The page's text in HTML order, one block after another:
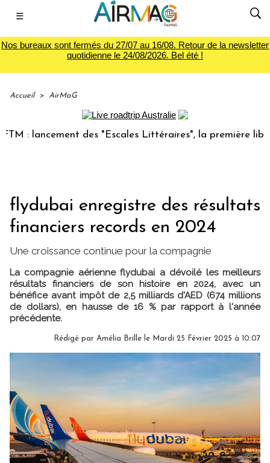
☰
Nos bureaux sont fermés du 27/07 au 16/08. Retour de la newsletter
quotidienne le 24/08/2026. Bel été !
Accueil > AirMaG
des "Escales Littéraires", la première librairie
flydubai enregistre des résultats
financiers records en 2024
Une croissance continue pour la compagnie
La compagnie aérienne flydubai a dévoilé les meilleurs
résultats financiers de son histoire en 2024, avec un
bénéfice avant impôt de 2,5 milliards d'AED (674 millions
de dollars), en hausse de 16 % par rapport à l'année
précédente.
Rédigé par Amélia Brille le Mardi 25 Février 2025 à 10:07